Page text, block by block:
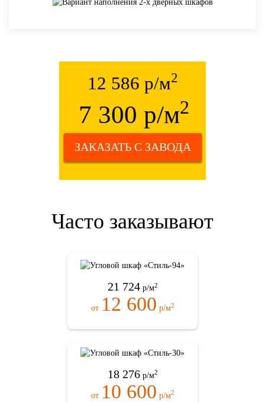
12 586 р/м2
7 300 р/м2
ЗАКАЗАТЬ С ЗАВОДА
Часто заказывают
21 724р/м2
от 12 600 р/м2
18 276р/м2
от 10 600 р/м2